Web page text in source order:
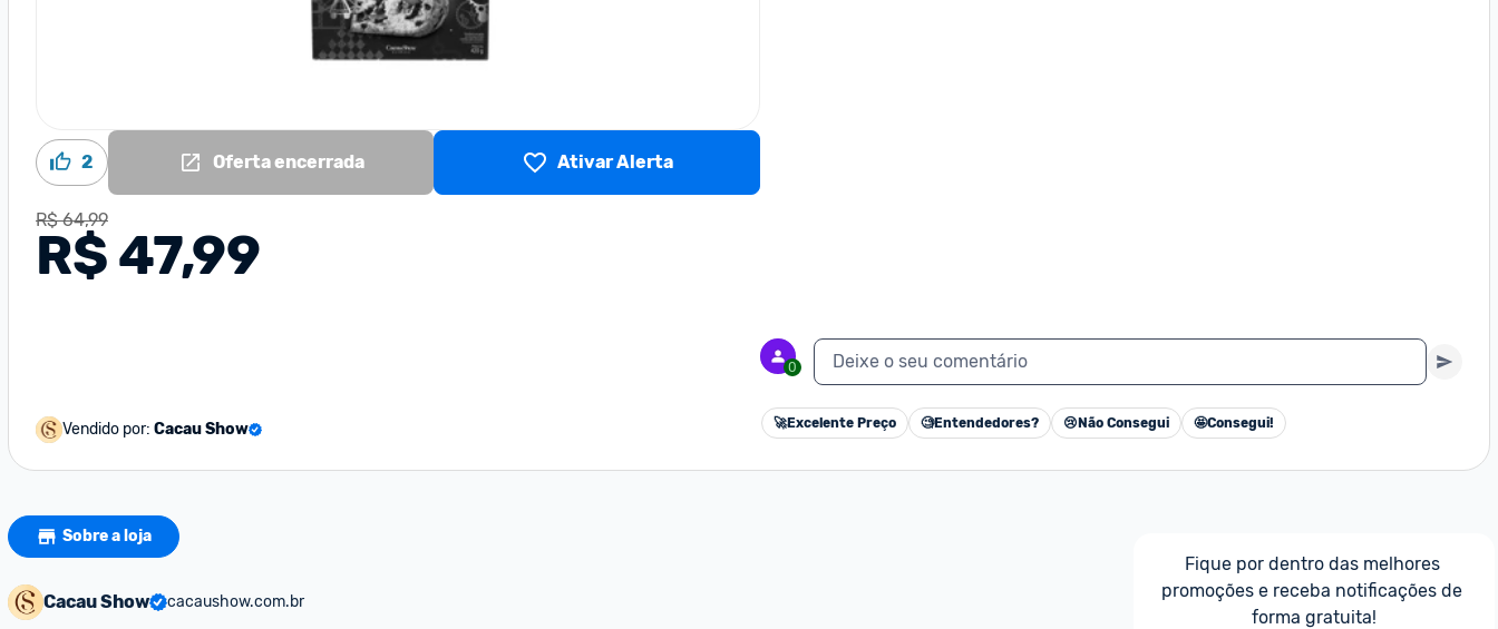
2 Oferta encerrada Ativar Alerta
R$ 64,99
R$ 47,99
Vendido por: Cacau Show
0 Deixe o seu comentário
🚀Excelente Preço 🧐Entendedores? 😢 Não Consegui 🤩Consegui!
Sobre a loja
Cacau Show cacaushow.com.br
Fique por dentro das melhores
promoções e receba notificações de
forma gratuita!